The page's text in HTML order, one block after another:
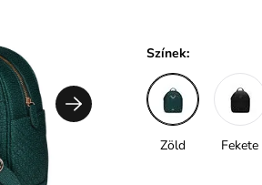
Színek:
Zöld Fekete